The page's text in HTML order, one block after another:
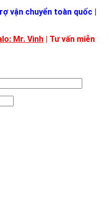
vận chuyển toàn quốc |
Mr. Vinh | Tư vấn miễn